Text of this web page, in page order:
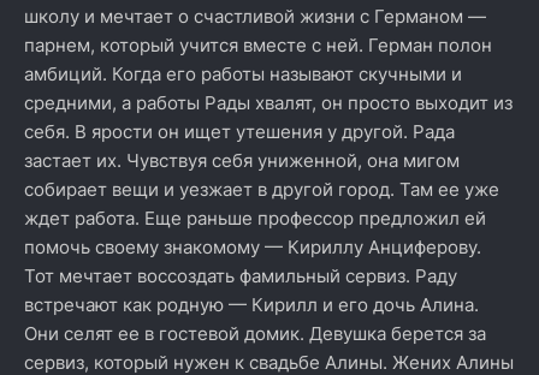
школу и мечтает о счастливой жизни с Германом —
парнем, который учится вместе с ней. Герман полон
амбиций. Когда его работы называют скучными и
средними, а работы Рады хвалят, он просто выходит из
себя. В ярости он ищет утешения у другой. Рада
застает их. Чувствуя себя униженной, она мигом
собирает вещи и уезжает в другой город. Там ее уже
ждет работа. Еще раньше профессор предложил ей
помочь своему знакомому — Кириллу Анциферову.
Тот мечтает воссоздать фамильный сервиз. Раду
встречают как родную — Кирилл и его дочь Алина.
Они селят ее в гостевой домик. Девушка берется за
сервиз, который нужен к свадьбе Алины. Жених Алины